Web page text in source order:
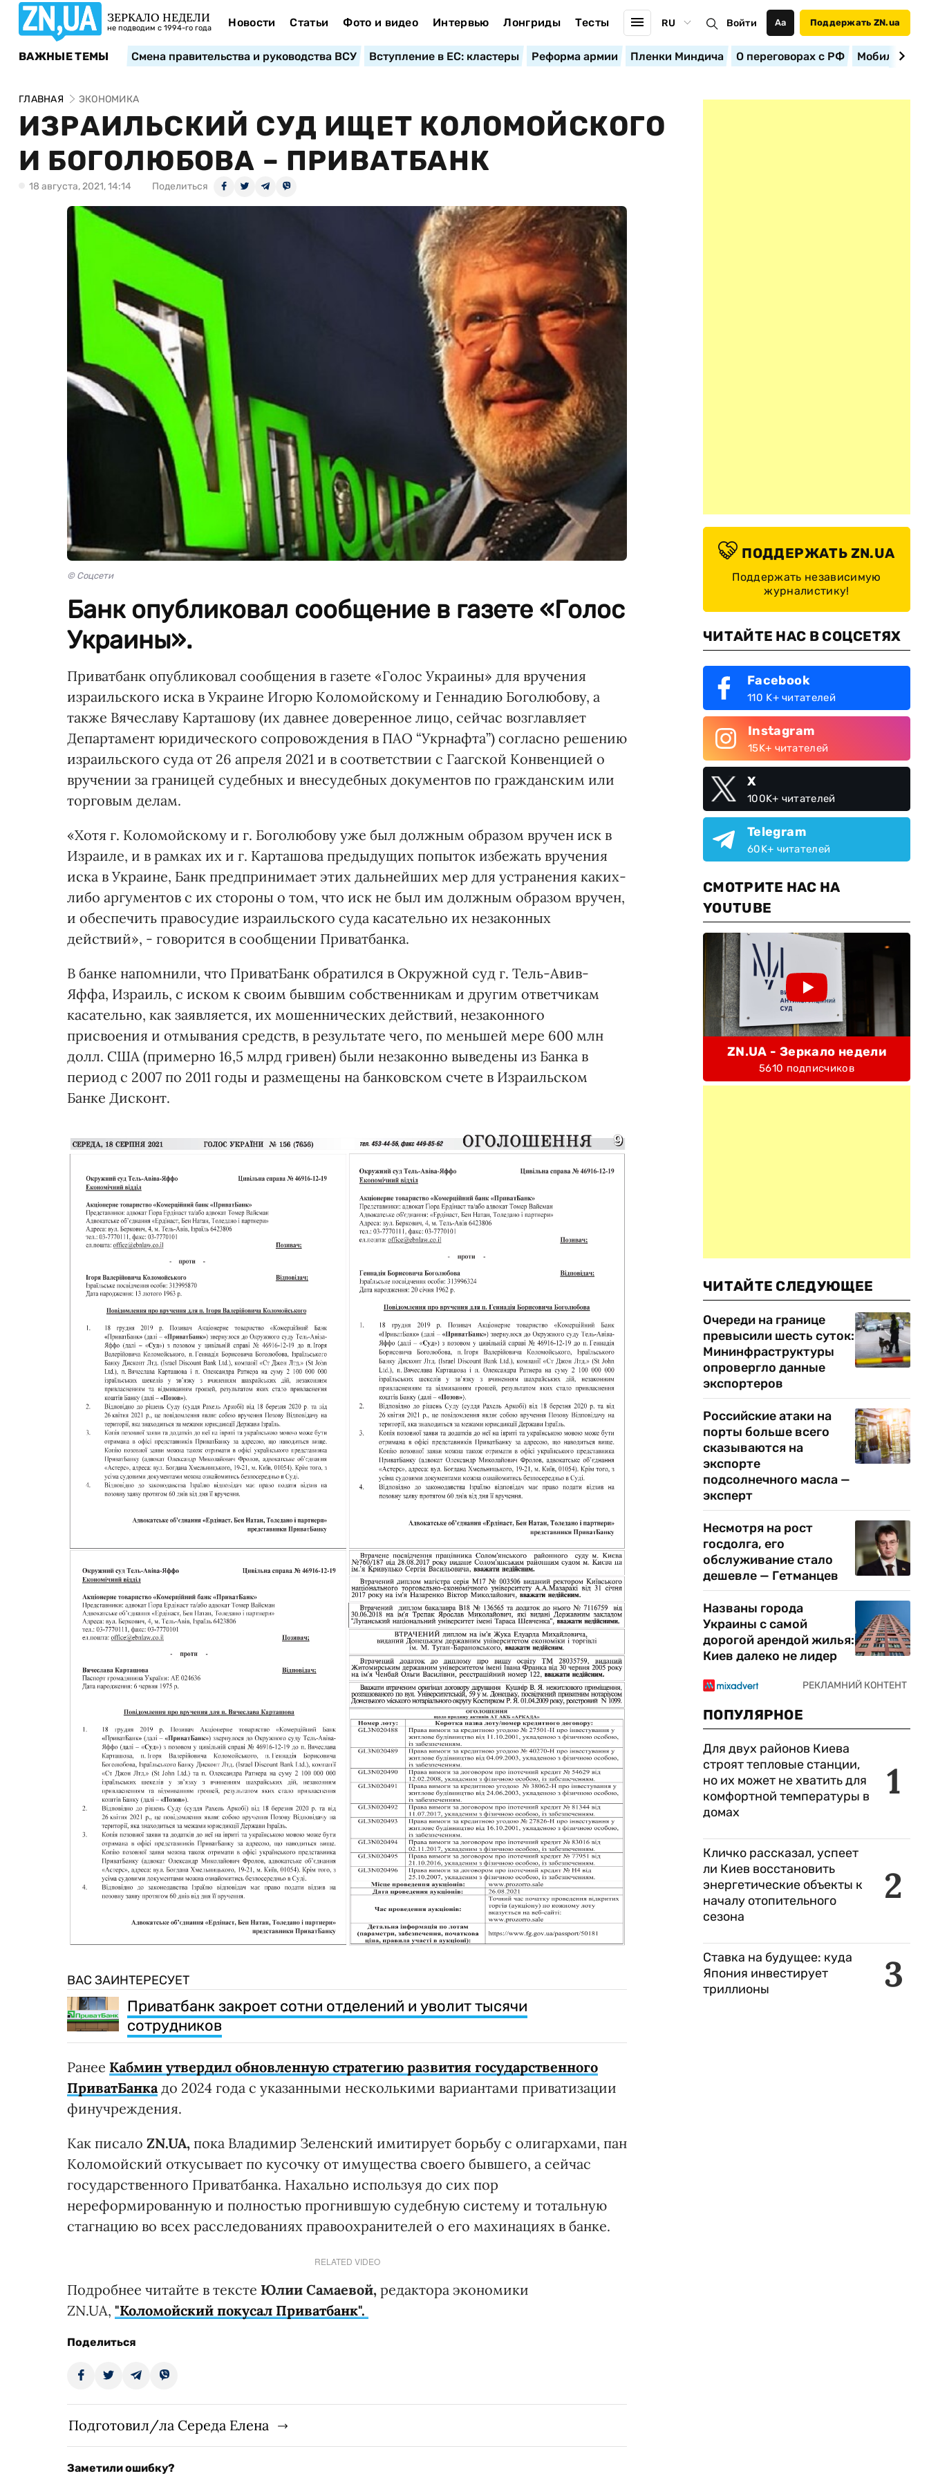
ЗЕРКАЛО НЕДЕЛИ
не подводим с 1994-го года Новости Статьи Фото и видео Интервью Лонгриды Тесты RU Войти Аа Поддержать ZN.ua
ВАЖНЫЕ ТЕМЫ Смена правительства и руководства ВСУ Вступление в ЕС: кластеры Реформа армии Пленки Миндича О переговорах с РФ
ГЛАВНАЯ ЭКОНОМИКА
ИЗРАИЛЬСКИЙ СУД ИЩЕТ КОЛОМОЙСКОГО
И БОГОЛЮБОВА – ПРИВАТБАНК
18 августа, 2021, 14:14 Поделиться
© Соцсети
Банк опубликовал сообщение в газете «Голос
Украины».
Приватбанк опубликовал сообщения в газете «Голос Украины» для вручения
израильского иска в Украине Игорю Коломойскому и Геннадию Боголюбову, а
также Вячеславу Карташову (их давнее доверенное лицо, сейчас возглавляет
Департамент юридического сопровождения в ПАО “Укрнафта”) согласно решению
израильского суда от 26 апреля 2021 и в соответствии с Гаагской Конвенцией о
вручении за границей судебных и внесудебных документов по гражданским или
торговым делам.
«Хотя г. Коломойскому и г. Боголюбову уже был должным образом вручен иск в
Израиле, и в рамках их и г. Карташова предыдущих попыток избежать вручения
иска в Украине, Банк предпринимает этих дальнейших мер для устранения каких-
либо аргументов с их стороны о том, что иск не был им должным образом вручен,
и обеспечить правосудие израильского суда касательно их незаконных
действий», - говорится в сообщении Приватбанка.
В банке напомнили, что ПриватБанк обратился в Окружной суд г. Тель-Авив-
Яффа, Израиль, с иском к своим бывшим собственникам и другим ответчикам
касательно, как заявляется, их мошеннических действий, незаконного
присвоения и отмывания средств, в результате чего, по меньшей мере 600 млн
долл. США (примерно 16,5 млрд гривен) были незаконно выведены из Банка в
период с 2007 по 2011 годы и размещены на банковском счете в Израильском
Банке Дисконт.
ВАС ЗАИНТЕРЕСУЕТ
Приватбанк закроет сотни отделений и уволит тысячи
сотрудников
Ранее Кабмин утвердил обновленную стратегию развития государственного
ПриватБанка до 2024 года с указанными несколькими вариантами приватизации
финучреждения.
Как писало ZN.UA, пока Владимир Зеленский имитирует борьбу с олигархами, пан
Коломойский откусывает по кусочку от имущества своего бывшего, а сейчас
государственного Приватбанка. Нахально используя до сих пор
нереформированную и полностью прогнившую судебную систему и тотальную
стагнацию во всех расследованиях правоохранителей о его махинациях в банке.
RELATED VIDEO
Подробнее читайте в тексте Юлии Самаевой, редактора экономики
ZN.UA, "Коломойский покусал Приватбанк".
Поделиться
Подготовил/ла Середа Елена
Заметили ошибку?
ПОДДЕРЖАТЬ ZN.UA
Поддержать независимую
журналистику!
ЧИТАЙТЕ НАС В СОЦСЕТЯХ
Facebook
110 K+ читателей
Instagram
15K+ читателей
X
100K+ читателей
Telegram
60K+ читателей
СМОТРИТЕ НАС НА
YOUTUBE
ZN.UA - Зеркало недели
5610 подписчиков
ЧИТАЙТЕ СЛЕДУЮЩЕЕ
Очереди на границе
превысили шесть суток:
Мининфраструктуры
опровергло данные
экспортеров
Российские атаки на
порты больше всего
сказываются на
экспорте
подсолнечного масла —
эксперт
Несмотря на рост
госдолга, его
обслуживание стало
дешевле — Гетманцев
Названы города
Украины с самой
дорогой арендой жилья:
Киев далеко не лидер
ПОПУЛЯРНОЕ
1
Для двух районов Киева
строят тепловые станции,
но их может не хватить для
комфортной температуры в
домах
2
Кличко рассказал, успеет
ли Киев восстановить
энергетические объекты к
началу отопительного
сезона
3
Ставка на будущее: куда
Япония инвестирует
триллионы